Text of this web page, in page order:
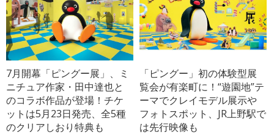
7月開幕「ピングー展」、ミ
ニチュア作家・田中達也と
のコラボ作品が登場！チケ
ットは5月23日発売、全5種
のクリアしおり特典も
「ピングー」初の体験型展
覧会が有楽町に！“遊園地”テ
ーマでクレイモデル展示や
フォトスポット、JR上野駅で
は先行映像も